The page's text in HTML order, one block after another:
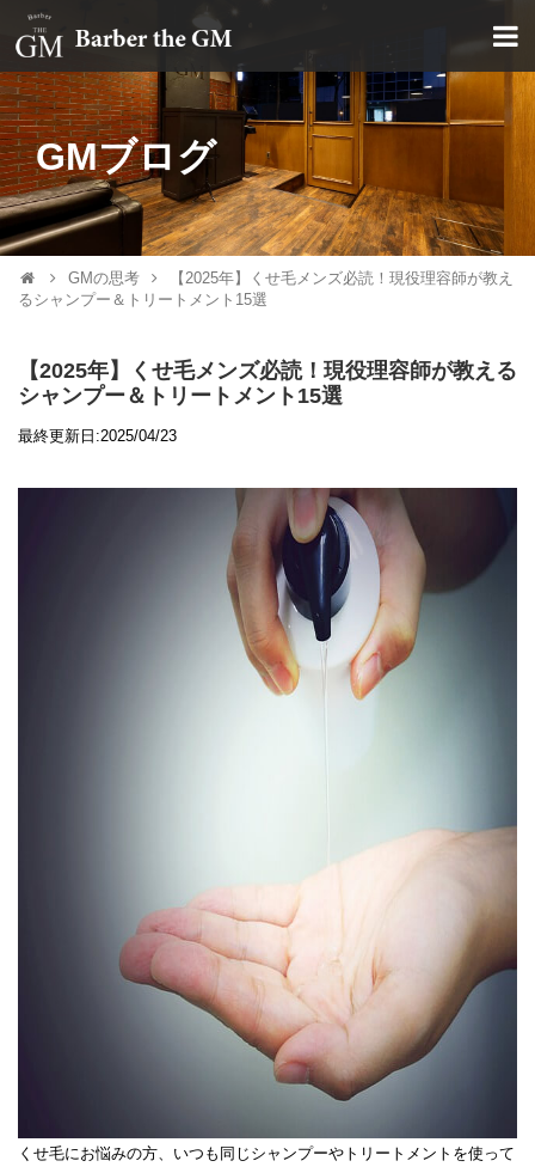
大阪・本町｜大人の散髪屋
GMブログ
GMの思考
【2025年】くせ毛メンズ必読！現役理容師が教え
るシャンプー＆トリートメント15選
【2025年】くせ毛メンズ必読！現役理容師が教える
シャンプー＆トリートメント15選
最終更新日:2025/04/23
くせ毛にお悩みの方、いつも同じシャンプーやトリートメントを使って